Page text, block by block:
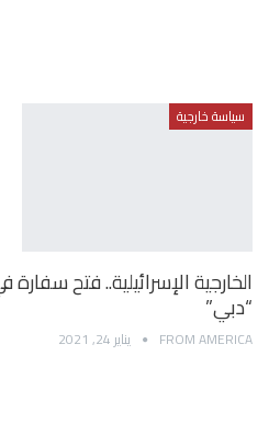
سياسة خارجية
الخارجية الإسرائيلية.. فتح
“دبي”
FROM AMERICA يناير 24, 2021